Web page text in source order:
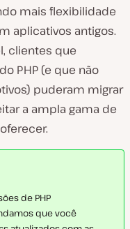
mais flexibilidade
aplicativos antigos.
clientes que
PHP (e que não
puderam migrar
a ampla gama de
de PHP
que você